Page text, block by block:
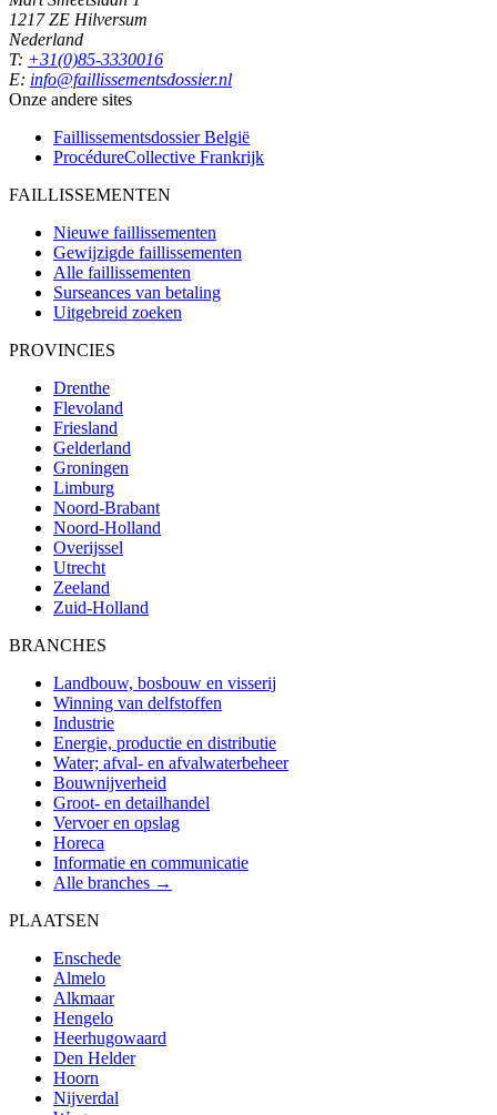
1217 ZE Hilversum
Nederland
T: +31(0)85-3330016
E: info@faillissementsdossier.nl
Onze andere sites
Faillissementsdossier België
ProcédureCollective Frankrijk
FAILLISSEMENTEN
Nieuwe faillissementen
Gewijzigde faillissementen
Alle faillissementen
Surseances van betaling
Uitgebreid zoeken
PROVINCIES
Drenthe
Flevoland
Friesland
Gelderland
Groningen
Limburg
Noord-Brabant
Noord-Holland
Overijssel
Utrecht
Zeeland
Zuid-Holland
BRANCHES
Landbouw, bosbouw en visserij
Winning van delfstoffen
Industrie
Energie, productie en distributie
Water; afval- en afvalwaterbeheer
Bouwnijverheid
Groot- en detailhandel
Vervoer en opslag
Horeca
Informatie en communicatie
Alle branches →
PLAATSEN
Enschede
Almelo
Alkmaar
Hengelo
Heerhugowaard
Den Helder
Hoorn
Nijverdal